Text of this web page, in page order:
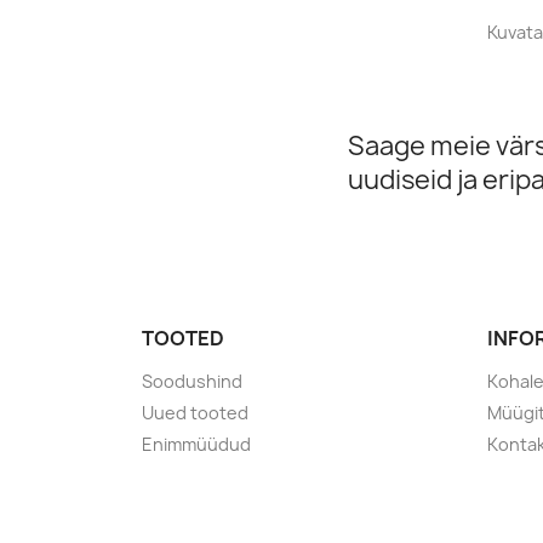
Saage meie
uudiseid ja
TOOTED
Soodushind
Uued tooted
Enimmüüdud